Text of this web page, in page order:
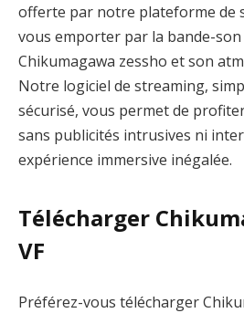
offerte par notre plateforme de
vous emporter par la bande-
Chikumagawa zessho et son
Notre logiciel de streaming,
sécurisé, vous permet de
sans publicités intrusives ni
expérience immersive inégalée.
Télécharger
VF
Préférez-vous télécharger